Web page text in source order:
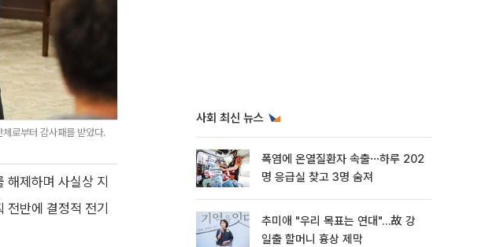
로부터 감사패를 받았다.
제하며 사실상 지
전반에 결정적 전기
사회 최신 뉴스
폭염에 온열질환자 속출⋯하루 202
명 응급실 찾고 3명 숨져
추미애 "우리 목표는 연대"…故 강
일출 할머니 흉상 제막